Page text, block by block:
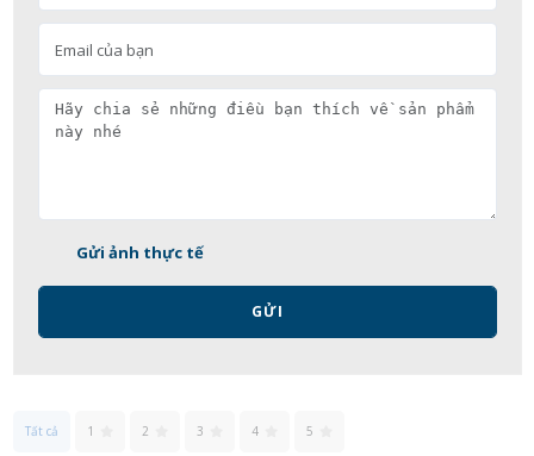
Gửi ảnh thực tế
GỬI
Tất cả 1 2 3 4 5